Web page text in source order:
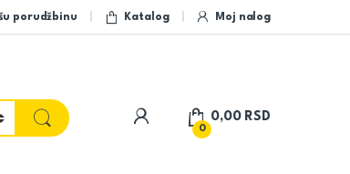
porudžbinu Katalog Moj nalog
My Account
0
0,00 RSD